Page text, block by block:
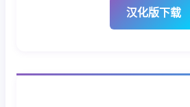
汉化版下载